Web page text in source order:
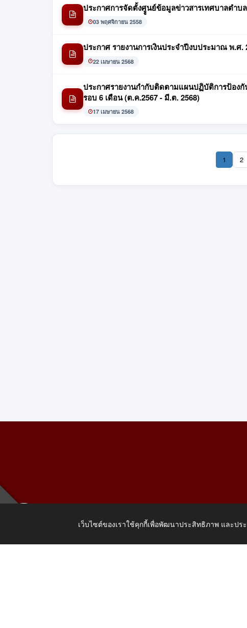
ประกาศการจัดตั้งศููนย์ข้อมูลข่าวสารเทศบาลตำบ
03 พฤศจิกายน 2558
ประกาศ รายงานการเงินประจำปีงบประมาณ พ.ศ.
22 เมษายน 2568
ประกาศรายงานกำกับติดตามแผนปฏิบัติการป้องกั
รอบ 6 เดือน (ต.ค.2567 - มี.ต. 2568)
17 เมษายน 2568
1 2
เว็บไซต์ของเราใช้คุกกี้เพื่อพัฒนาประสิทธิภาพ และป